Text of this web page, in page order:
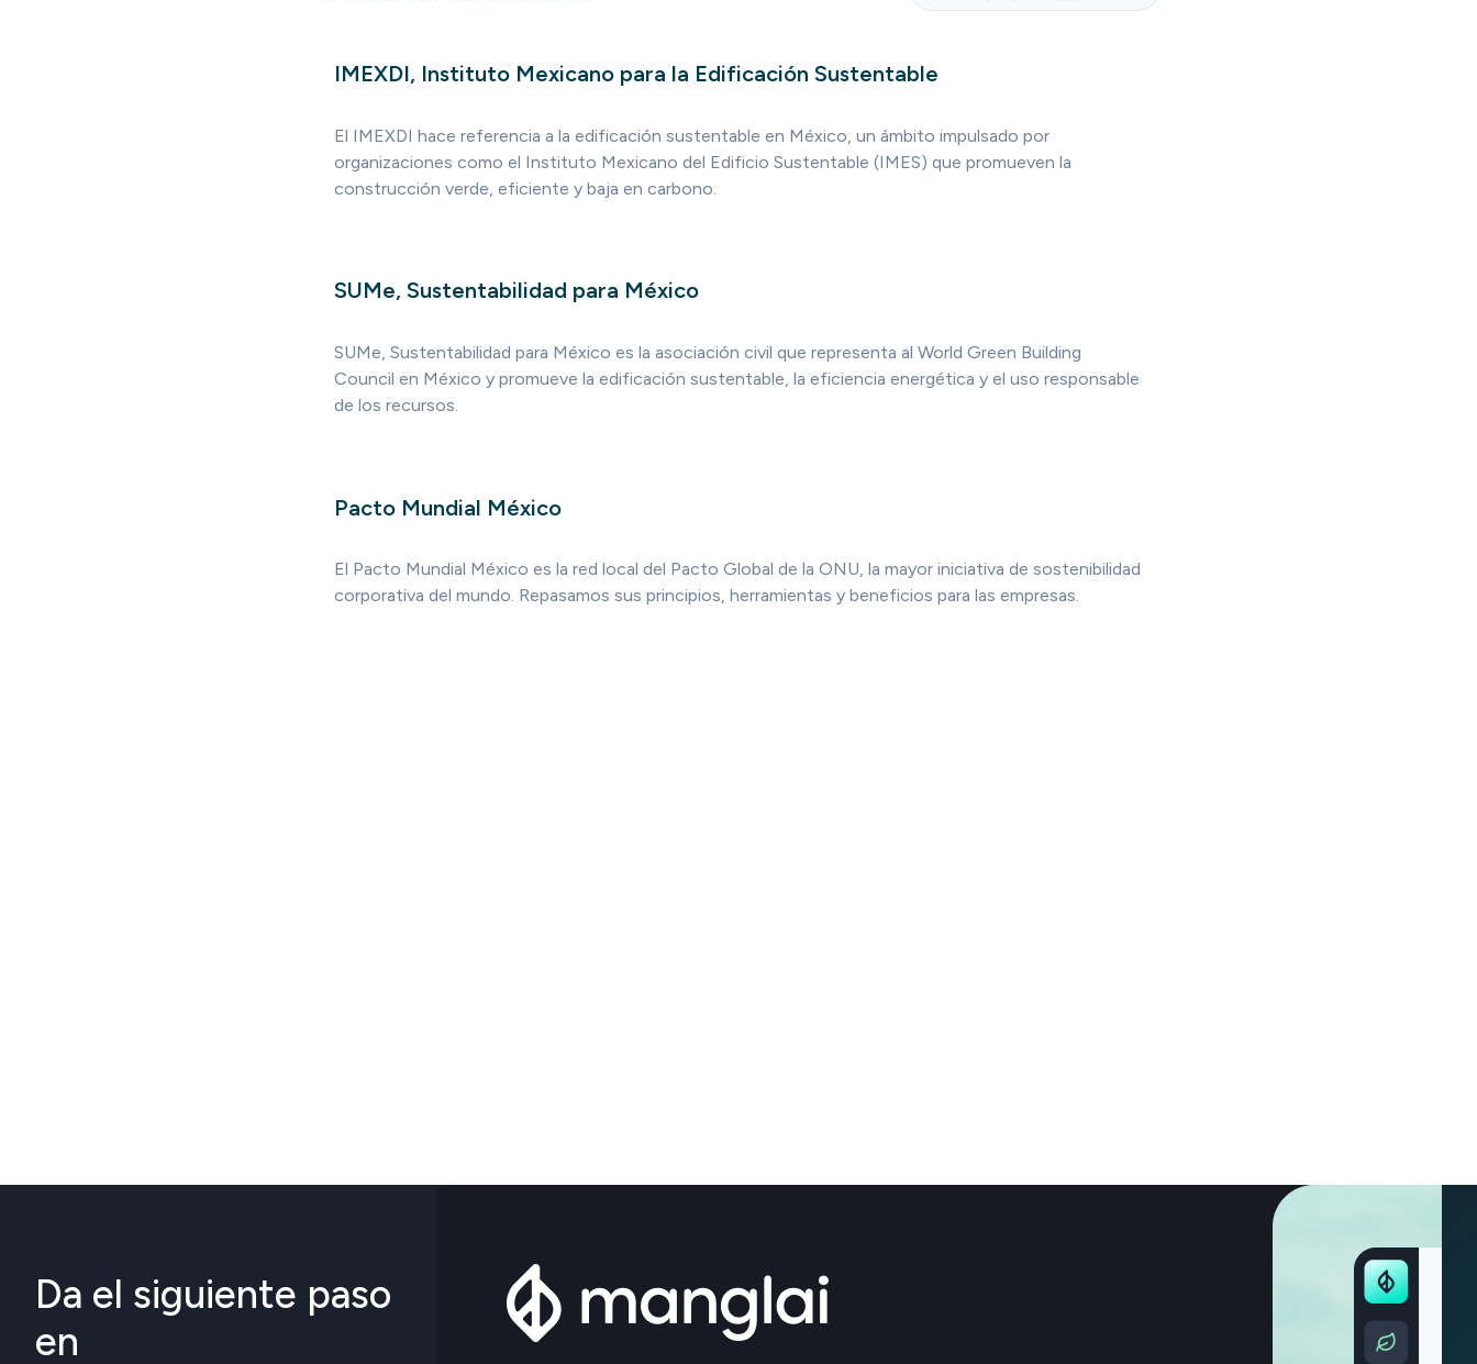
IMEXDI, Instituto Mexicano para la Edificación Sustentable
El IMEXDI hace referencia a la edificación sustentable en México, un ámbito impulsado por
organizaciones como el Instituto Mexicano del Edificio Sustentable (IMES) que promueven la
construcción verde, eficiente y baja en carbono.
SUMe, Sustentabilidad para México
SUMe, Sustentabilidad para México es la asociación civil que representa al World Green Building
Council en México y promueve la edificación sustentable, la eficiencia energética y el uso responsable
de los recursos.
Pacto Mundial México
El Pacto Mundial México es la red local del Pacto Global de la ONU, la mayor iniciativa de sostenibilidad
corporativa del mundo. Repasamos sus principios, herramientas y beneficios para las empresas.
Da el siguiente paso
en